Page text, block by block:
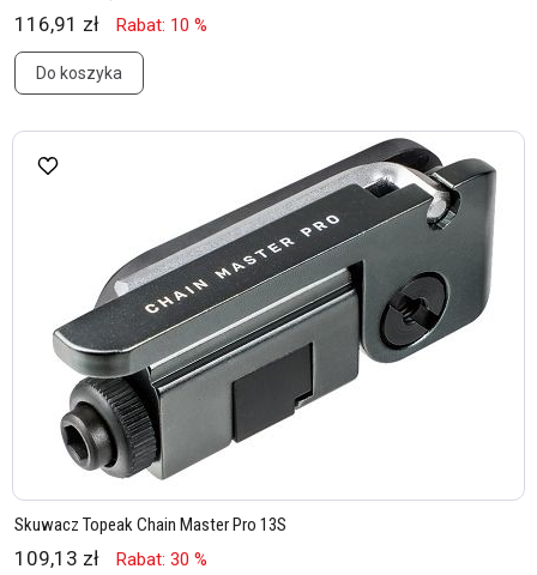
116,91 zł Rabat: 10 %
Do koszyka
Skuwacz Topeak Chain Master Pro 13S
109,13 zł Rabat: 30 %